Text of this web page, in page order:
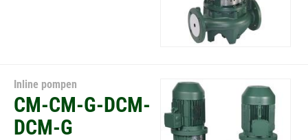
Inline pompen
CM-CM-G-DCM-
DCM-G